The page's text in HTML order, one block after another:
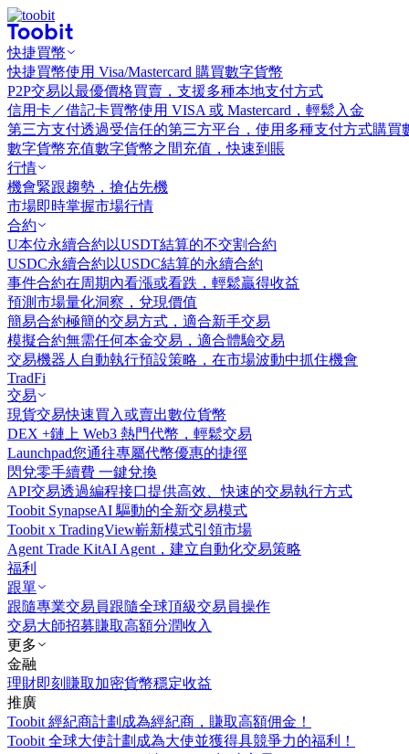
快捷買幣
快捷買幣使用 Visa/Mastercard 購買數字貨幣
P2P交易 以最優價格買賣，支援多種本地支付方式
信用卡／借記卡買幣使用 VISA 或 Mastercard，輕鬆入金
第三方支付透過受信任的第三方平台，使用多種支付方式購買
數字貨幣充值數字貨幣之間充值，快速到賬
行情
機會緊跟趨勢，搶佔先機
市場即時掌握市場行情
合約
U本位永續合約 以USDT結算的不交割合約
USDC永續合約 以USDC結算的永續合約
事件合約在周期內看漲或看跌，輕鬆贏得收益
預測市場量化洞察，兌現價值
簡易合約極簡的交易方式，適合新手交易
模擬合約無需任何本金交易，適合體驗交易
交易機器人 自動執行預設策略，在市場波動中抓住機會
TradFi
交易
現貨交易快速買入或賣出數位貨幣
DEX +鏈上 Web3 熱門代幣，輕鬆交易
Launchpad您通往專屬代幣優惠的捷徑
閃兌零手續費 一鍵兌換
API交易透過編程接口提供高效、快速的交易執行方式
Toobit SynapseAI 驅動的全新交易模式
Toobit x TradingView嶄新模式引領市場
Agent Trade KitAI Agent，建立自動化交易策略
福利
跟單
跟隨專業交易員跟隨全球頂級交易員操作
交易大師招募賺取高額分潤收入
更多
金融
理財即刻賺取加密貨幣穩定收益
推廣
Toobit 經紀商計劃 成為經紀商，賺取高額佣金！
Toobit 全球大使計劃 成為大使並獲得具競爭力的福利！